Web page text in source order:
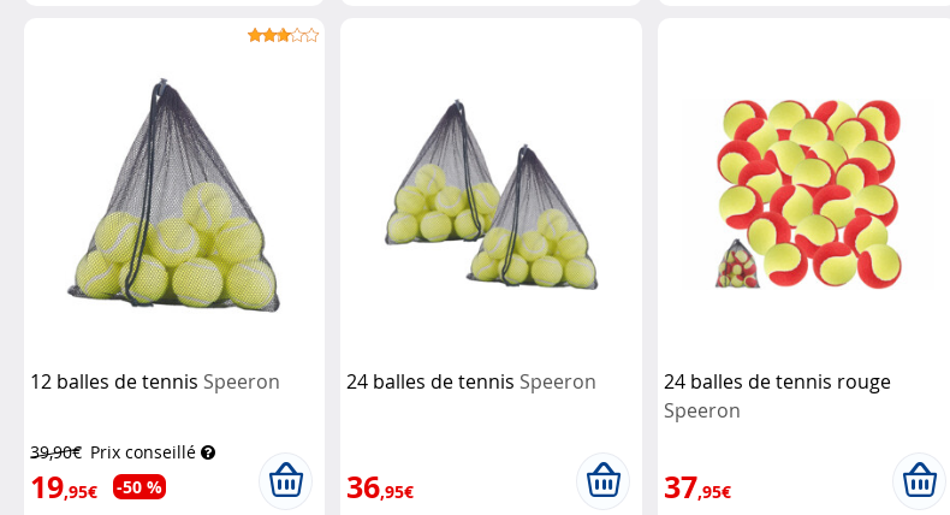
12 balles de tennis Speeron
39,90€ Prix conseillé
19,95€ -50 %
24 balles de tennis Speeron
36,95€
24 balles de tennis rouge
Speeron
37,95€